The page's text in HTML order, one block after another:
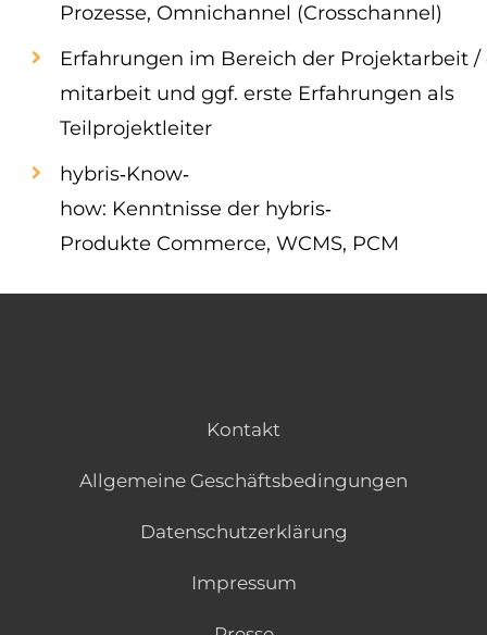
Prozesse, Omnichannel (Crosschannel)
Erfahrungen im Bereich der Projektarbeit /
mitarbeit und ggf. erste Erfahrungen als
Teilprojektleiter
hybris‐Know‐
how: Kenntnisse der hybris‐
Produkte Commerce, WCMS, PCM
Kontakt
Allgemeine Geschäftsbedingungen
Datenschutzerklärung
Impressum